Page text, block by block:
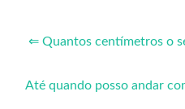
⇐ Quantos centímetros o
Até quando posso andar